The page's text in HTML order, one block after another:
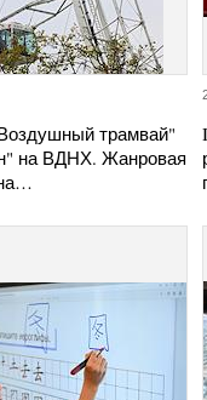
трамвай"
на ВДНХ. Жанровая